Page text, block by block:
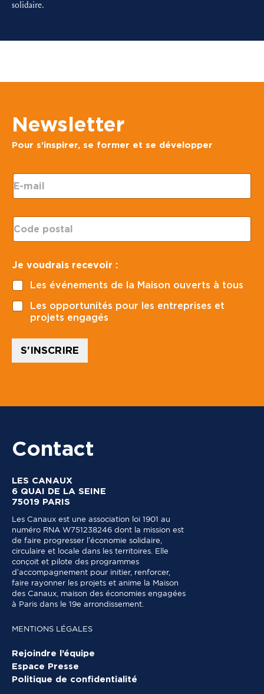
solidaire.
Newsletter
Pour s’inspirer, se former et se développer
E
-
m
l
*
C
o
d
p
s
t
a
o
s
t
a
l
Je voudrais recevoir :
Les événements de la Maison ouverts à tous
Les opportunités pour les entreprises et
projets engagés
S'INSCRIRE
Contact
LES CANAUX
6 QUAI DE LA SEINE
75019 PARIS
Les Canaux est une association loi 1901 au
numéro RNA W751238246 dont la mission est
de faire progresser l’économie solidaire,
circulaire et locale dans les territoires. Elle
conçoit et pilote des programmes
d’accompagnement pour initier, renforcer,
faire rayonner les projets et anime la Maison
des Canaux, maison des économies engagées
à Paris dans le 19e arrondissement.
MENTIONS LÉGALES
Rejoindre l’équipe
Espace Presse
Politique de confidentialité